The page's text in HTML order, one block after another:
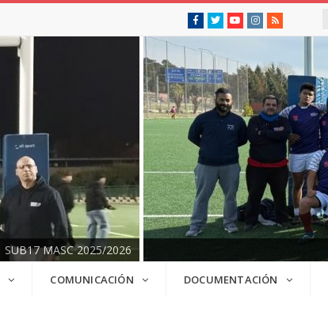
Facebook
Twitter YoutubeInstagram
RSS
SUB17 MASC 2025/2026
COMUNICACIÓN DOCUMENTACIÓN